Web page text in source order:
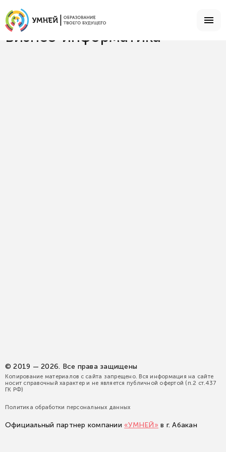
Специальности
Бизнес-информатика
Бизнес-информатика
© 2019 — 2026. Все права защищены
Копирование материалов с сайта запрещено. Вся информация на сайте
носит справочный характер и не является публичной офертой (п.2 ст.437
ГК РФ)
Политика обработки персональных данных
Официальный партнер компании «УМНЕЙ» в г. Абакан